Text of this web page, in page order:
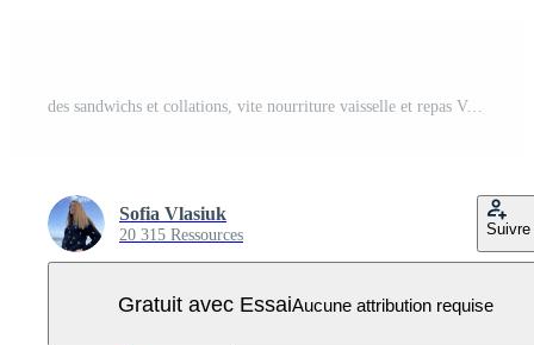
des sandwichs et collations, vite nourriture vaisselle et repas Vecteur Pro
Sofia Vlasiuk
20 315 Ressources Suivre
Gratuit avec EssaiAucune attribution requise